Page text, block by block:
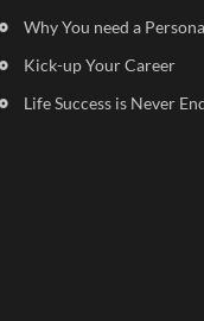
Why You need a
Kick-up Your Career
Life Success is Never